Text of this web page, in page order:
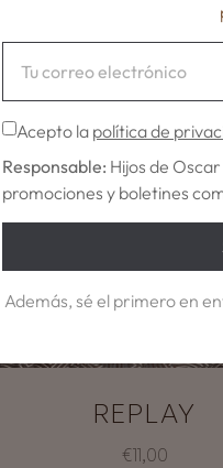
NANCY
€12,78
REPLAY
€11,00
Acepto la política de
Responsable: Hijos de
promociones y boletines
Además, sé el primero en